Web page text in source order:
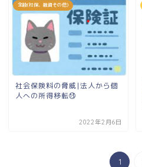
全般(社保、融資その他)
社会保険料の脅威|法人から個
人への所得移転⑬
2022年2月6日
1